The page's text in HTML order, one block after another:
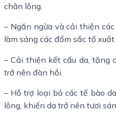
chân lông.
– Ngăn ngừa và cải thiện
làm sáng các đốm sắc tố
– Cải thiện kết cấu da, tăng
trở nên đàn hồi.
– Hỗ trợ loại bỏ các tế bào
lông, khiến da trở nên tươi